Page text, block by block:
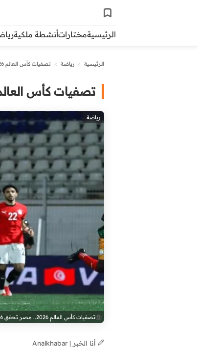
الرئيسيةمختاراتأنشطة ملكية
الرئيسية > رياضة > تصفيات كأس العالم 2026.. مصر تحقق فوزا صعبا على سيراليون
تصفيات كأس العالم 2026.. مصر تحقق فوزا صعبا على
رياضة
تصفيات كأس العالم 2026.. مصر تحقق فوزا صعبا على سيراليون
أنا الخبر | Analkhabar